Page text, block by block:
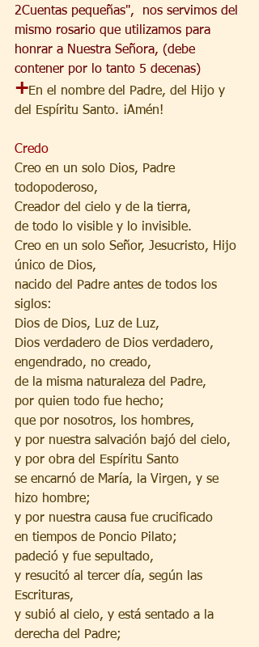
2Cuentas pequeñas",  nos servimos del
mismo rosario que utilizamos para
honrar a Nuestra Señora, (debe
contener por lo tanto 5 decenas)
+En el nombre del Padre, del Hijo y
del Espíritu Santo. ¡Amén!
Credo
Creo en un solo Dios, Padre
todopoderoso,
Creador del cielo y de la tierra,
de todo lo visible y lo invisible.
Creo en un solo Señor, Jesucristo, Hijo
único de Dios,
nacido del Padre antes de todos los
siglos:
Dios de Dios, Luz de Luz,
Dios verdadero de Dios verdadero,
engendrado, no creado,
de la misma naturaleza del Padre,
por quien todo fue hecho;
que por nosotros, los hombres,
y por nuestra salvación bajó del cielo,
y por obra del Espíritu Santo
se encarnó de María, la Virgen, y se
hizo hombre;
y por nuestra causa fue crucificado
en tiempos de Poncio Pilato;
padeció y fue sepultado,
y resucitó al tercer día, según las
Escrituras,
y subió al cielo, y está sentado a la
derecha del Padre;